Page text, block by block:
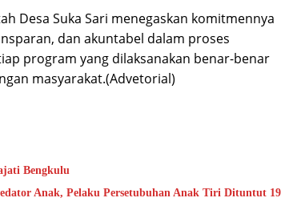
Desa Suka Sari menegaskan komitmennya
dan akuntabel dalam proses
program yang dilaksanakan benar-benar
masyarakat.(Advetorial)
Bengkulu
Anak, Pelaku Persetubuhan Anak Tiri Dituntut 19